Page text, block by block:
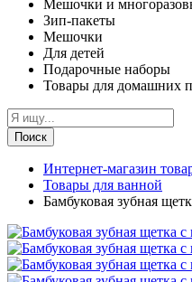
Мешочки и
Зип-пакеты
Мешочки
Для детей
Подарочные наборы
Товары для домашних
Поиск
Интернет-магазин
Товары для ванной
Бамбуковая зубная